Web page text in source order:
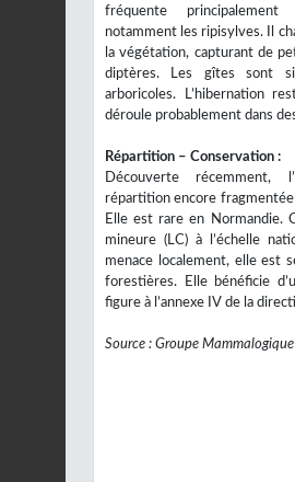
fréquente
notamment les ripisylves. Il
la végétation, capturant de
diptères. Les gîtes sont
arboricoles. L’hibernation
déroule probablement dans
Répartition – Conservation :
Découverte récemment,
répartition encore fragmentée
Elle est rare en Normandie.
mineure (LC) à l’échelle
menace localement, elle est
forestières. Elle bénéficie
figure à l’annexe IV de la
Source : Groupe